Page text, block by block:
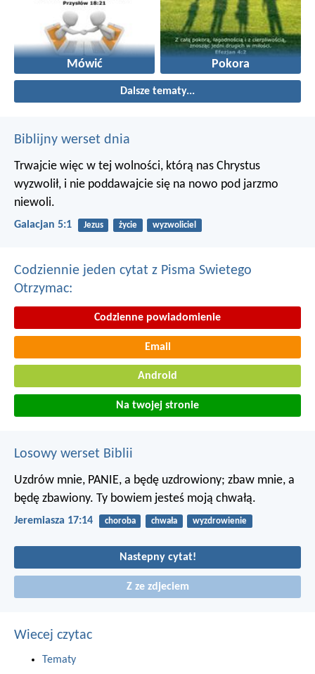
Mówić Pokora
Dalsze tematy...
Biblijny werset dnia
Trwajcie więc w tej wolności, którą nas Chrystus
wyzwolił, i nie poddawajcie się na nowo pod jarzmo
niewoli.
Galacjan 5:1 Jezus życie wyzwoliciel
Codziennie jeden cytat z Pisma Swietego
Otrzymac:
Codzienne powiadomienie
Email
Android
Na twojej stronie
Losowy werset Biblii
Uzdrów mnie, PANIE, a będę uzdrowiony; zbaw mnie, a
będę zbawiony. Ty bowiem jesteś moją chwałą.
Jeremiasza 17:14 choroba chwała wyzdrowienie
Nastepny cytat!
Z ze zdjeciem
Wiecej czytac
Tematy